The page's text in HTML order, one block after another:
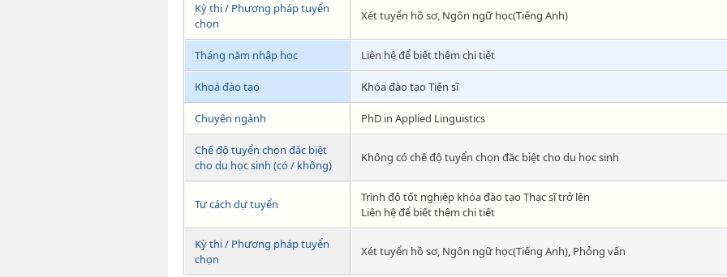
Kỳ thi / Phương pháp tuyển
chọn
Xét tuyển hồ sơ, Ngôn ngữ học(Tiếng Anh)
Tháng năm nhập học Liên hệ để biết thêm chi tiết
Khoá đào tạo Khóa đào tạo Tiến sĩ
Chuyên ngành PhD in Applied Linguistics
Chế độ tuyển chọn đăc biệt
cho du học sinh (có / không)
Không có chế độ tuyển chọn đăc biệt cho du học sinh
Tư cách dự tuyển
Trình độ tốt nghiệp khóa đào tạo Thạc sĩ trở lên
Liên hệ để biết thêm chi tiết
Kỳ thi / Phương pháp tuyển
chọn
Xét tuyển hồ sơ, Ngôn ngữ học(Tiếng Anh), Phỏng vấn